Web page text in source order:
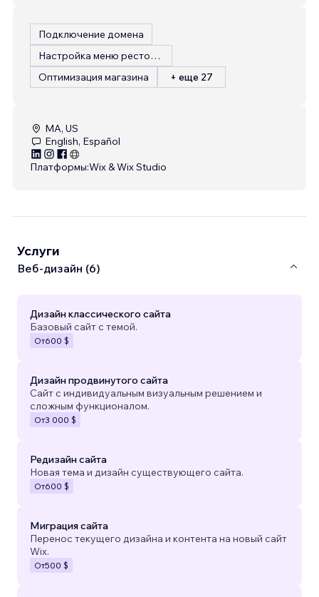
Подключение домена
Настройка меню ресторана
Оптимизация магазина
+ еще 27
MA, US
English, Español
Платформы:Wix & Wix Studio
Услуги
Веб-дизайн (6)
Дизайн классического сайта
Базовый сайт с темой.
От600 $
Дизайн продвинутого сайта
Сайт с индивидуальным визуальным решением и
сложным функционалом.
От3 000 $
Редизайн сайта
Новая тема и дизайн существующего сайта.
От600 $
Миграция сайта
Перенос текущего дизайна и контента на новый сайт
Wix.
От500 $